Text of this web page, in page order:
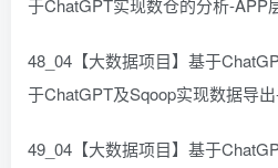
于ChatGPT实现数仓的分析-APP
48_04【大数据项目】基于
于ChatGPT及Sqoop实现数据导
49_04【大数据项目】基于